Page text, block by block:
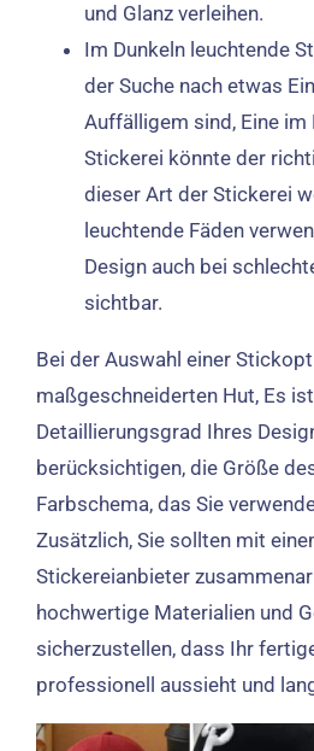
und Glanz verleihen.
Im Dunkeln leuchtende
der Suche nach etwas
Auffälligem sind, Eine im
Stickerei könnte der
dieser Art der Stickerei
leuchtende Fäden
Design auch bei
sichtbar.
Bei der Auswahl einer
maßgeschneiderten Hut, Es
Detaillierungsgrad Ihres
berücksichtigen, die Größe
Farbschema, das Sie
Zusätzlich, Sie sollten mit
Stickereianbieter
hochwertige Materialien und
sicherzustellen, dass Ihr
professionell aussieht und